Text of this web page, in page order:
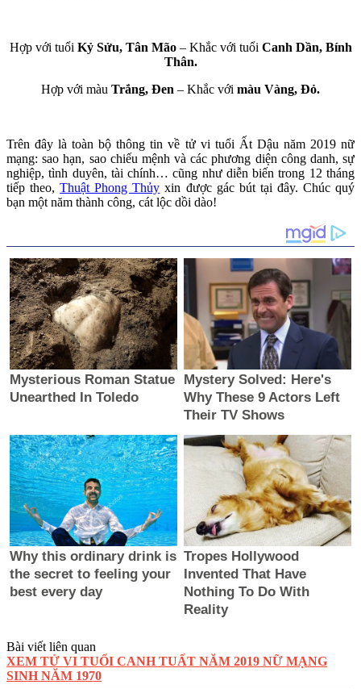
Hợp với tuổi Kỷ Sửu, Tân Mão– Khắc với tuổi Canh Dần, Bính
Thân.
Hợp với màu Trắng, Đen – Khắc với màu Vàng, Đỏ.
Trên đây là toàn bộ thông tin về tử vi tuổi Ất Dậu năm 2019 nữ
mạng: sao hạn, sao chiếu mệnh và các phương diện công danh, sự
nghiệp, tình duyên, tài chính… cũng như diễn biến trong 12 tháng
tiếp theo,Thuật Phong Thủy xin được gác bút tại đây. Chúc quý
bạn một năm thành công, cát lộc dồi dào!
Bài viết liên quan
XEM TỬ VI TUỔI CANH TUẤT NĂM 2019 NỮ MẠNG
SINH NĂM 1970